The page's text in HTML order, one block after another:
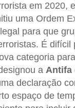
em 2020,
uma Ordem
para que
É
categoria
a Antifa
declaração
espaço de